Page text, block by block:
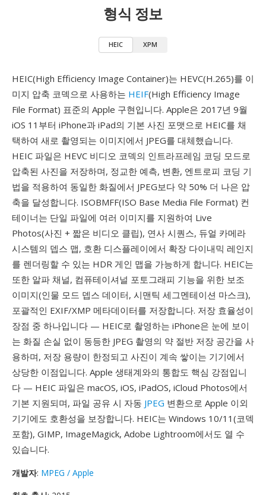
형식 정보
HEIC XPM
HEIC(High Efficiency Image Container)는 HEVC(H.265)를 이
미지 압축 코덱으로 사용하는 HEIF(High Efficiency Image
File Format) 표준의 Apple 구현입니다. Apple은 2017년 9월
iOS 11부터 iPhone과 iPad의 기본 사진 포맷으로 HEIC를 채
택하여 새로 촬영되는 이미지에서 JPEG를 대체했습니다.
HEIC 파일은 HEVC 비디오 코덱의 인트라프레임 코딩 모드로
압축된 사진을 저장하며, 정교한 예측, 변환, 엔트로피 코딩 기
법을 적용하여 동일한 화질에서 JPEG보다 약 50% 더 나은 압
축을 달성합니다. ISOBMFF(ISO Base Media File Format) 컨
테이너는 단일 파일에 여러 이미지를 지원하여 Live
Photos(사진 + 짧은 비디오 클립), 연사 시퀀스, 듀얼 카메라
시스템의 뎁스 맵, 호환 디스플레이에서 확장 다이내믹 레인지
를 렌더링할 수 있는 HDR 게인 맵을 가능하게 합니다. HEIC는
또한 알파 채널, 컴퓨테이셔널 포토그래피 기능을 위한 보조
이미지(인물 모드 뎁스 데이터, 시맨틱 세그멘테이션 마스크),
포괄적인 EXIF/XMP 메타데이터를 저장합니다. 저장 효율성이
장점 중 하나입니다 — HEIC로 촬영하는 iPhone은 눈에 보이
는 화질 손실 없이 동등한 JPEG 촬영의 약 절반 저장 공간을 사
용하며, 저장 용량이 한정되고 사진이 계속 쌓이는 기기에서
상당한 이점입니다. Apple 생태계와의 통합도 핵심 강점입니
다 — HEIC 파일은 macOS, iOS, iPadOS, iCloud Photos에서
기본 지원되며, 파일 공유 시 자동 JPEG 변환으로 Apple 이외
기기에도 호환성을 보장합니다. HEIC는 Windows 10/11(코덱
포함), GIMP, ImageMagick, Adobe Lightroom에서도 열 수
있습니다.
개발자: MPEG / Apple